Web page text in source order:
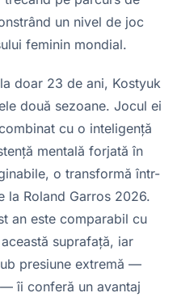
un nivel de joc
feminin mondial.
doar 23 de ani, Kostyuk
două sezoane. Jocul ei
cu o inteligență
mentală forjată în
o transformă într-
la Roland Garros 2026.
an este comparabil cu
suprafață, iar
presiune extremă —
îi conferă un avantaj